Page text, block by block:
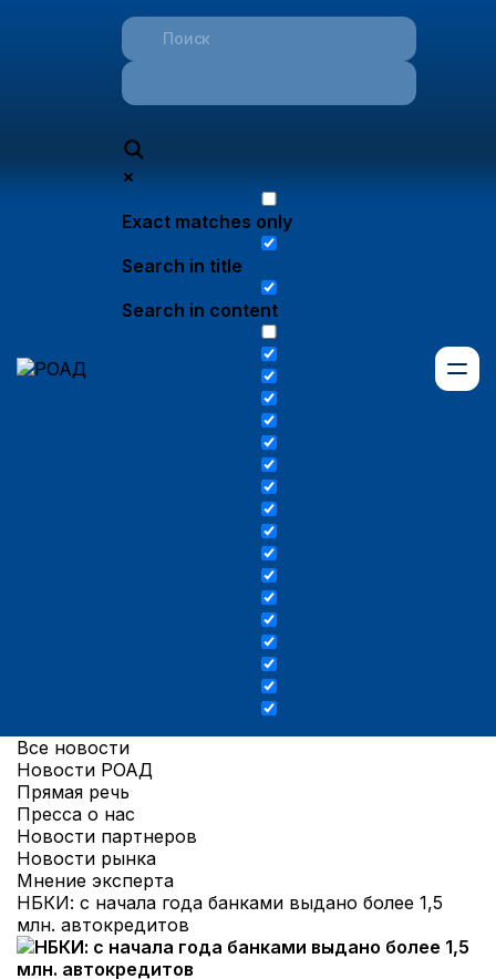
Exact matches only
Search in title
Search in content
Все новости
Новости РОАД
Прямая речь
Пресса о нас
Новости партнеров
Новости рынка
Мнение эксперта
НБКИ: с начала года банками выдано более 1,5
млн. автокредитов